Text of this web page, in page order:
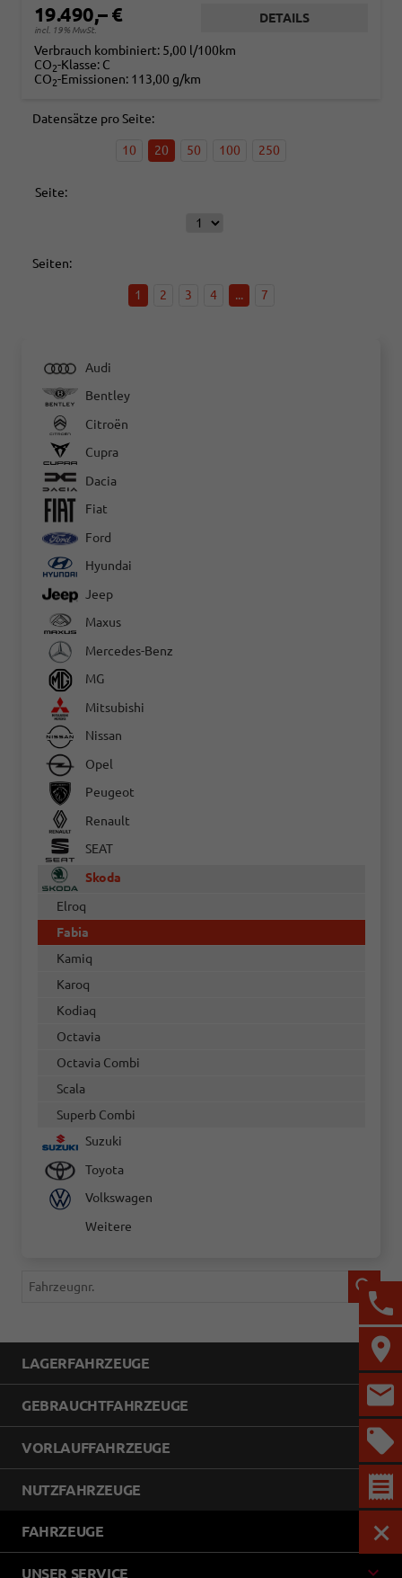
19.490,– €
incl. 19% MwSt.
DETAILS
Verbrauch kombiniert: 5,00 l/100km
CO2-Klasse: C
CO2-Emissionen: 113,00 g/km
Datensätze pro Seite:
10 20 50 100 250
Seite:
Seiten:
1 2 3 4 ... 7
Audi
Bentley
Citroën
Cupra
Dacia
Fiat
Ford
Hyundai
Jeep
Maxus
Mercedes-Benz
MG
Mitsubishi
Nissan
Opel
Peugeot
Renault
SEAT
Skoda
Elroq
Fabia
Kamiq
Karoq
Kodiaq
Octavia
Octavia Combi
Scala
Superb Combi
Suzuki
Toyota
Volkswagen
Weitere
Fahrzeugnr.
LAGERFAHRZEUGE
GEBRAUCHTFAHRZEUGE
VORLAUFFAHRZEUGE
NUTZFAHRZEUGE
FAHRZEUGE
UNSER SERVICE